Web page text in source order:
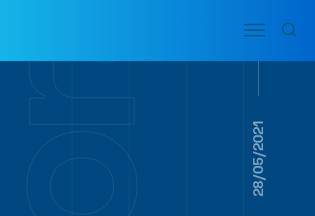
conteúdo
VOO
AÉREAS
Menu
28/05/2021